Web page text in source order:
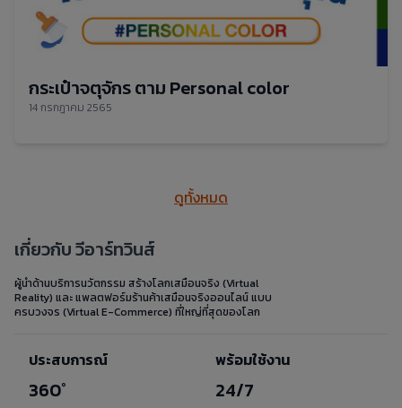
กระเป๋าจตุจักร ตาม Personal color
14 กรกฎาคม 2565
ดูทั้งหมด
เกี่ยวกับ วีอาร์ทวินส์
ผู้นำด้านบริการนวัตกรรม สร้างโลกเสมือนจริง (Virtual
Reality) และ แพลตฟอร์มร้านค้าเสมือนจริงออนไลน์ แบบ
ครบวงจร (Virtual E-Commerce) ที่ใหญ่ที่สุดของโลก
ประสบการณ์
360°
พร้อมใช้งาน
24/7